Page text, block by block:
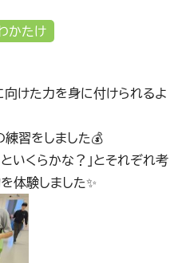
かたけ
向けた力を身に付けられるよ
練習をしました💰
といくらかな？」とそれぞれ考
体験しました✨